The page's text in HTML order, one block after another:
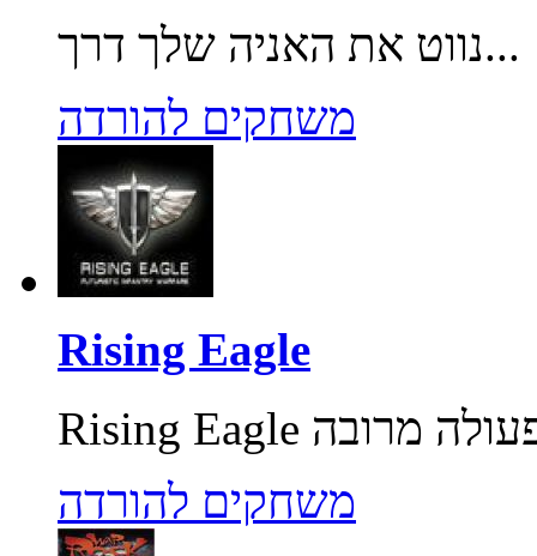
נווט את האניה שלך דרך...
משחקים להורדה
Rising Eagle
משחקים להורדה